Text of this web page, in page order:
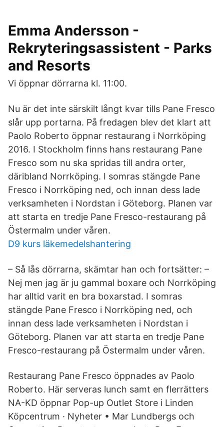
Emma Andersson -
Rekryteringsassistent - Parks
and Resorts
Vi öppnar dörrarna kl. 11:00.
Nu är det inte särskilt långt kvar tills Pane Fresco
slår upp portarna. På fredagen blev det klart att
Paolo Roberto öppnar restaurang i Norrköping
2016. I Stockholm finns hans restaurang Pane
Fresco som nu ska spridas till andra orter,
däribland Norrköping. I somras stängde Pane
Fresco i Norrköping ned, och innan dess lade
verksamheten i Nordstan i Göteborg. Planen var
att starta en tredje Pane Fresco-restaurang på
Östermalm under våren.
D9 kurs läkemedelshantering
– Så lås dörrarna, skämtar han och fortsätter: –
Nej men jag är ju gammal boxare och Norrköping
har alltid varit en bra boxarstad. I somras
stängde Pane Fresco i Norrköping ned, och
innan dess lade verksamheten i Nordstan i
Göteborg. Planen var att starta en tredje Pane
Fresco-restaurang på Östermalm under våren.
Restaurang Pane Fresco öppnades av Paolo
Roberto. Här serveras lunch samt en flerrätters
NA-KD öppnar Pop-up Outlet Store i Linden
Köpcentrum · Nyheter • Mar Lundbergs och